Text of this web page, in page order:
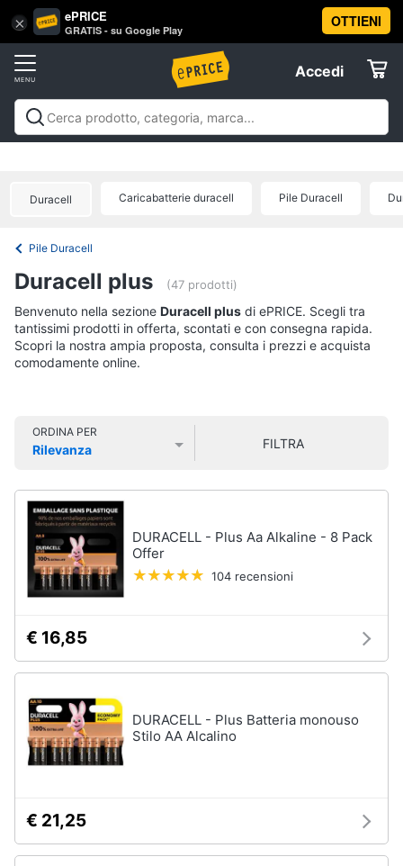
× ePRICE
GRATIS - su Google Play
OTTIENI
Accedi
Accedi
Registrati
Offerte
Tv
e
Home
Cinema
home
Audio
e
musica
Arredo
Brico
e
Giardinaggio
e
igiene
Vai
al
Brico
Giardinaggio
elettrici
Trapani
Livella
Generatore
di
corrente
Sega
tutti
Insetticidi
trappole
Zanzariere
Zanzariere
magnetiche
Zanzariere
rullo
per
topi
Vedi
tutti
Macchinari
e
dipingere
Materiale elettricoColtivazione e
Duracell Caricabatterie duracell Pile Duracell
Pile Duracell
Duracell plus (47 prodotti)
Benvenuto nella sezione Duracell plus di ePRICE. Scegli tra
tantissimi prodotti in offerta, scontati e con consegna rapida.
Scopri la nostra ampia proposta, consulta i prezzi e acquista
comodamente online.
ORDINA PER
Rilevanza
FILTRA
DURACELL - Plus Aa Alkaline - 8 Pack
Offer
104 recensioni
€ 16,85
DURACELL - Plus Batteria monouso
Stilo AA Alcalino
€ 21,25